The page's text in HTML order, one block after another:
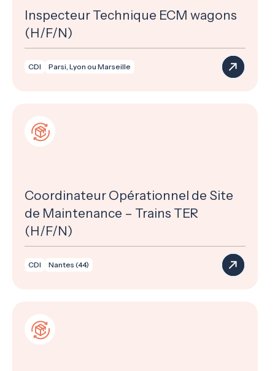
Inspecteur Technique ECM wagons
(H/F/N)
CDI Parsi, Lyon ou Marseille
Coordinateur Opérationnel de Site
de Maintenance – Trains TER
(H/F/N)
CDI Nantes (44)